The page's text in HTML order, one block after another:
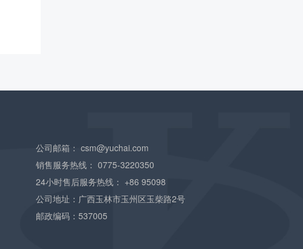
公司邮箱： csm@yuchai.com
销售服务热线： 0775-3220350
24小时售后服务热线： +86 95098
公司地址：广西玉林市玉州区玉柴路2号
邮政编码：537005